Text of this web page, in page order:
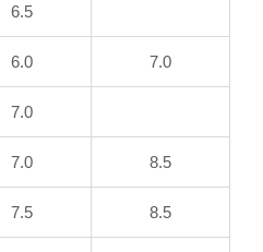
6.5
6.0 7.0
7.0
7.0 8.5
7.5 8.5